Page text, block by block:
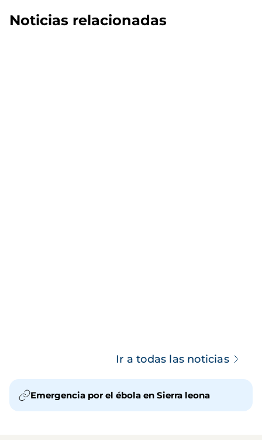
Noticias relacionadas
Ir a todas las noticias
Emergencia por el ébola en Sierra leona